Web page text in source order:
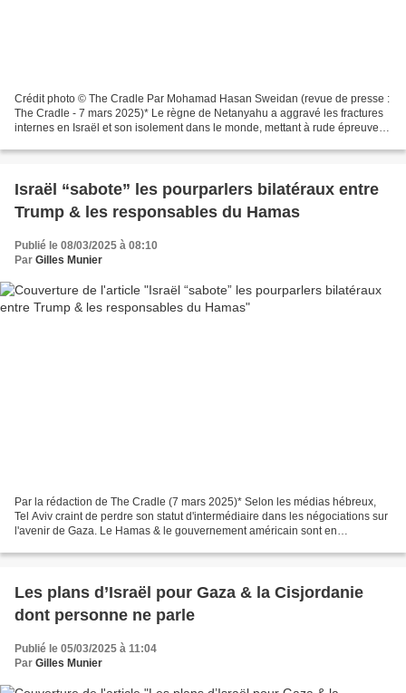
Crédit photo © The Cradle Par Mohamad Hasan Sweidan (revue de presse :
The Cradle - 7 mars 2025)* Le règne de Netanyahu a aggravé les fractures
internes en Israël et son isolement dans le monde, mettant à rude épreuve la
Israël “sabote” les pourparlers bilatéraux entre
Trump & les responsables du Hamas
Publié le 08/03/2025 à 08:10
Par Gilles Munier
Par la rédaction de The Cradle (7 mars 2025)* Selon les médias hébreux,
Tel Aviv craint de perdre son statut d'intermédiaire dans les négociations sur
l'avenir de Gaza. Le Hamas & le gouvernement américain sont en
Les plans d’Israël pour Gaza & la Cisjordanie
dont personne ne parle
Publié le 05/03/2025 à 11:04
Par Gilles Munier